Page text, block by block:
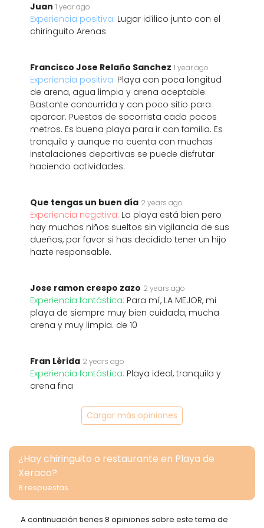
Juan 1 year ago
Experiencia positiva: Lugar idílico junto con el
chiringuito Arenas
Francisco Jose Relaño Sanchez 1 year ago
Experiencia positiva: Playa con poca longitud
de arena, agua limpia y arena aceptable.
Bastante concurrida y con poco sitio para
aparcar. Puestos de socorrista cada pocos
metros. Es buena playa para ir con familia. Es
tranquila y aunque no cuenta con muchas
instalaciones deportivas se puede disfrutar
haciendo actividades.
Que tengas un buen día 2 years ago
Experiencia negativa: La playa está bien pero
hay muchos niños sueltos sin vigilancia de sus
dueños, por favor si has decidido tener un hijo
hazte responsable.
Jose ramon crespo zazo 2 years ago
Experiencia fantástica: Para mí, LA MEJOR, mi
playa de siempre muy bien cuidada, mucha
arena y muy limpia. de 10
Fran Lérida 2 years ago
Experiencia fantástica: Playa ideal, tranquila y
arena fina
Cargar más opiniones
¿Hay chiringuito o restaurante en Playa de
Xeraco?
8 respuestas
A continuación tienes 8 opiniones sobre este tema de